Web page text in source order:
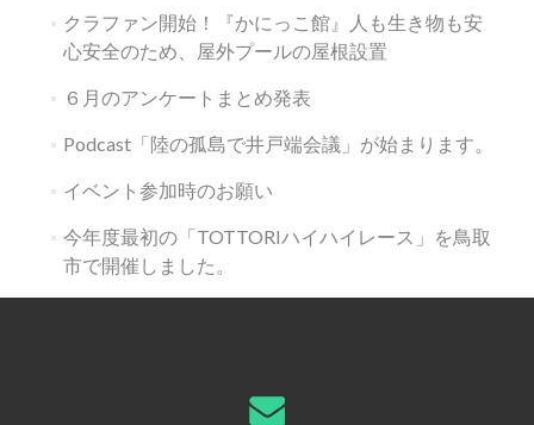
クラファン開始！『かにっこ館』人も生き物も安
心安全のため、屋外プールの屋根設置
６月のアンケートまとめ発表
Podcast「陸の孤島で井戸端会議」が始まります。
イベント参加時のお願い
今年度最初の「TOTTORIハイハイレース」を鳥取
市で開催しました。